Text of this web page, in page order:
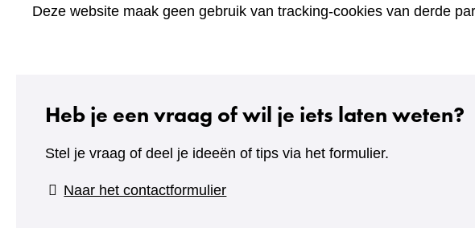
Deze website maak geen gebruik van tracking-cookies van derde
Heb je een vraag of wil je iets laten weten?
Stel je vraag of deel je ideeën of tips via het formulier.
Naar het contactformulier(verwijst